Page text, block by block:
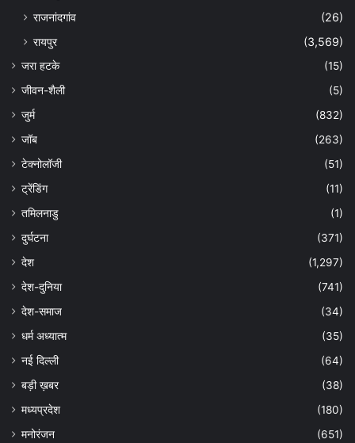
राजनांदगांव
(26)
रायपुर
(3,569)
जरा हटके
(15)
जीवन-शैली
(5)
जुर्म
(832)
जॉब
(263)
टेक्नोलॉजी
(51)
ट्रेंडिंग
(11)
तमिलनाडु
(1)
दुर्घटना
(371)
देश
(1,297)
देश-दुनिया
(741)
देश-समाज
(34)
धर्म अध्यात्म
(35)
नई दिल्ली
(64)
बड़ी ख़बर
(38)
मध्यप्रदेश
(180)
मनोरंजन
(651)